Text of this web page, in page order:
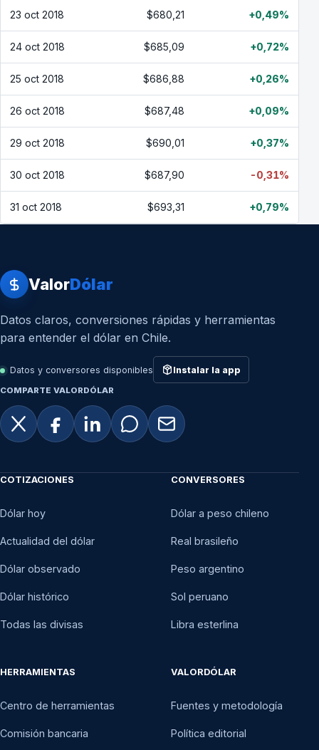
23 oct 2018 $680,21 +0,49%
24 oct 2018 $685,09 +0,72%
25 oct 2018 $686,88 +0,26%
26 oct 2018 $687,48 +0,09%
29 oct 2018 $690,01 +0,37%
30 oct 2018 $687,90 -0,31%
31 oct 2018 $693,31 +0,79%
ValorDólar
Datos claros, conversiones rápidas y herramientas
para entender el dólar en Chile.
Datos y conversores disponibles Instalar la app
COMPARTE VALORDÓLAR
COTIZACIONES
Dólar hoy
Actualidad del dólar
Dólar observado
Dólar histórico
Todas las divisas
CONVERSORES
Dólar a peso chileno
Real brasileño
Peso argentino
Sol peruano
Libra esterlina
HERRAMIENTAS
Centro de herramientas
Comisión bancaria
VALORDÓLAR
Fuentes y metodología
Política editorial